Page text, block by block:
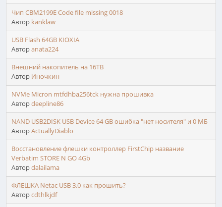
Чип CBM2199E Code file missing 0018
Автор kanklaw
USB Flash 64GB KIOXIA
Авторanata224
Внешний накопитель на 16TB
Автор Иночкин
NVMe Micron mtfdhba256tck нужна прошивка
Авторdeepline86
NAND USB2DISK USB Device 64 GB ошибка "нет носителя" и 0 МБ
АвторActuallyDiablo
Восстановление флешки контроллер FirstChip название
Verbatim STORE N GO 4Gb
Авторdalailama
ФЛЕШКА Netac USB 3.0 как прошить?
Авторcdthlkjdf